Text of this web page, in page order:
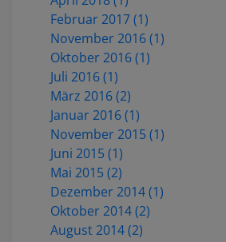
Februar 2017 (1)
November 2016 (1)
Oktober 2016 (1)
Juli 2016 (1)
März 2016 (2)
Januar 2016 (1)
November 2015 (1)
Juni 2015 (1)
Mai 2015 (2)
Dezember 2014 (1)
Oktober 2014 (2)
August 2014 (2)